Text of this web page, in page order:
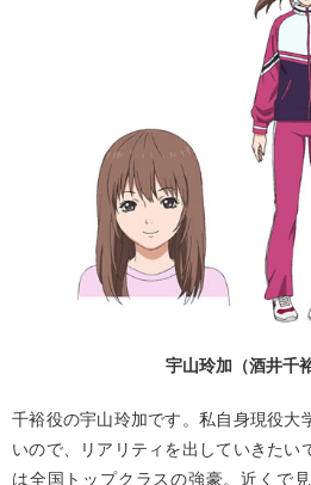
宇山玲加（酒井千
千裕役の宇山玲加です。私自身現役大
いので、リアリティを出していきたい
は全国トップクラスの強豪。近くで